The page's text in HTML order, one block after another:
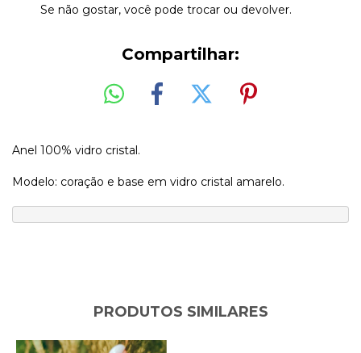
Se não gostar, você pode trocar ou devolver.
Compartilhar:
Anel 100% vidro cristal.
Modelo: coração e base em vidro cristal amarelo.
PRODUTOS SIMILARES